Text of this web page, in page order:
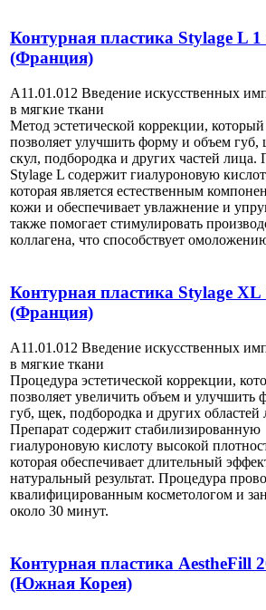
Контурная пластика Stylage L
(Франция)
А11.01.012 Введение искусственных
в мягкие ткани
Метод эстетической коррекции, который
позволяет улучшить форму и объем губ,
скул, подбородка и других частей лица.
Stylage L содержит гиалуроновую
которая является естественным
кожи и обеспечивает увлажнение и
также помогает стимулировать
коллагена, что способствует
Контурная пластика Stylage
(Франция)
А11.01.012 Введение искусственных
в мягкие ткани
Процедура эстетической коррекции,
позволяет увеличить объем и улучшить
губ, щек, подбородка и других областей
Препарат содержит стабилизированную
гиалуроновую кислоту высокой
которая обеспечивает длительный
натуральный результат. Процедура
квалифицированным косметологом и
около 30 минут.
Контурная пластика AestheFill
(Южная Корея)